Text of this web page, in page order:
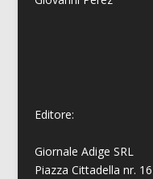
Editore:
Giornale Adige SRL
Piazza Cittadella nr. 16